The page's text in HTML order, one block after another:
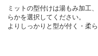
ミットの型付けは湯もみ加工
らかを選択してください。
よりしっかりと型が付く・柔